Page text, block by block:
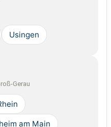
Usingen
Gerau
am Main